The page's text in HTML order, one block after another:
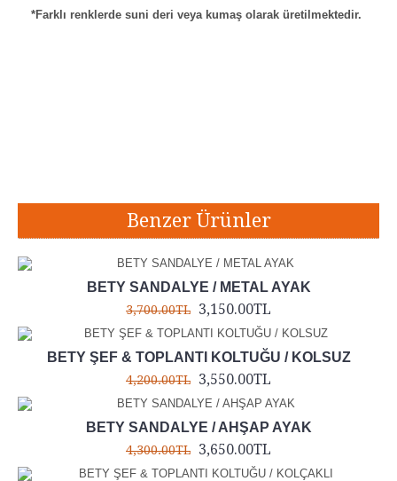
*Farklı renklerde suni deri veya kumaş olarak üretilmektedir.
Benzer Ürünler
BETY SANDALYE / METAL AYAK
3,700.00TL 3,150.00TL
BETY ŞEF & TOPLANTI KOLTUĞU / KOLSUZ
4,200.00TL 3,550.00TL
BETY SANDALYE / AHŞAP AYAK
4,300.00TL 3,650.00TL